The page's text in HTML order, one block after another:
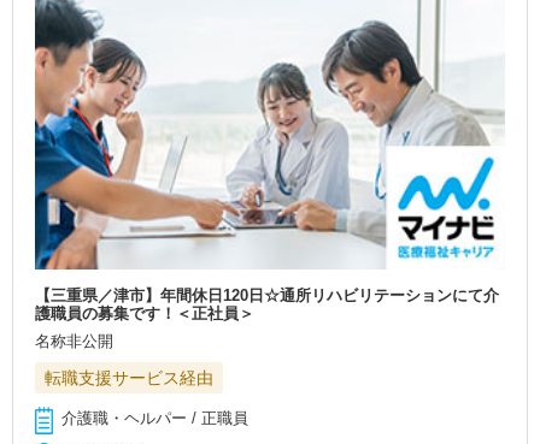
【三重県／津市】年間休日120日☆通所リハビリテーションにて介
護職員の募集です！＜正社員＞
名称非公開
転職支援サービス経由
介護職・ヘルパー / 正職員